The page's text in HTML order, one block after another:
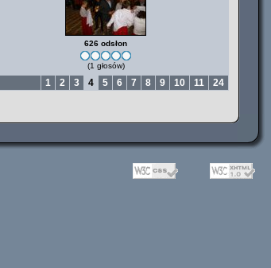
626 odsłon
(1 głosów)
1 2 3 4 5 6 7 8 9 10 11 24